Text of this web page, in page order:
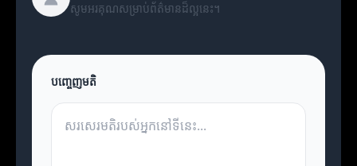
សូមអរគុណសម្រាប់ព័ត៌មានដ៏ល្អនេះ។
បញ្ចេញមតិ